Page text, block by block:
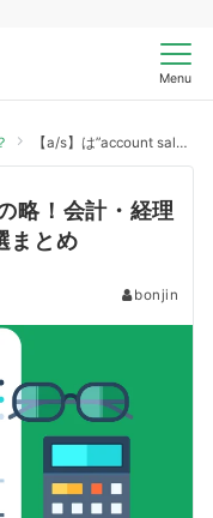
Menu
【a/s】は”account sales”の略！会計・経理で使う英語の意味や表現89選まとめ
略！会計・経理
まとめ
bonjin